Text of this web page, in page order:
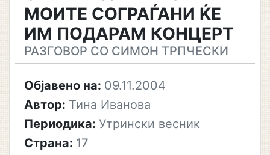
МОИТЕ СОГРАЃАНИ ЌЕ
ИМ ПОДАРАМ КОНЦЕРТ
РАЗГОВОР СО СИМОН ТРПЧЕСКИ
Објавено на: 09.11.2004
Автор: Тина Иванова
Периодика: Утрински весник
Страна: 17